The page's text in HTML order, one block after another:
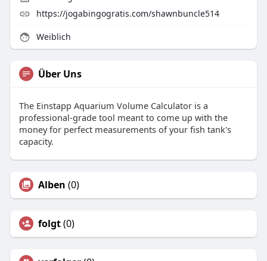
https://jogabingogratis.com/shawnbuncle514
Weiblich
Über Uns
The Einstapp Aquarium Volume Calculator is a
professional-grade tool meant to come up with the
money for perfect measurements of your fish tank's
capacity.
Alben (0)
folgt(0)